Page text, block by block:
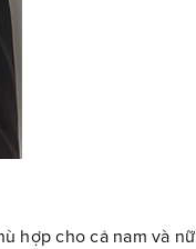
hợp cho cả nam và nữ